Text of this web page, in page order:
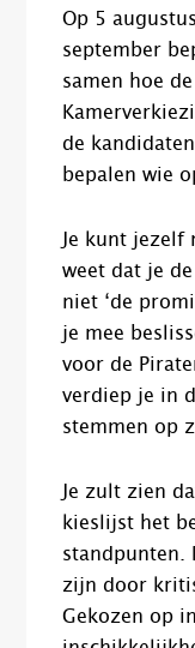
Op 5
september
samen hoe
de
bepalen wie
Je kunt jezelf
weet dat je
niet ‘de
je mee
voor de
verdiep je in
stemmen op
Je zult zien
kieslijst het
standpunten.
zijn door
Gekozen op